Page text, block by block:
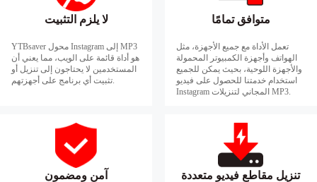
لا يلزم التثبيت
YTBsaver محول Instagram إلى MP3
هو أداة قائمة على الويب، مما يعني أن
المستخدمين لا يحتاجون إلى تنزيل أو
تثبيت أي برنامج على أجهزتهم.
متوافق تمامًا
تعمل الأداة مع جميع الأجهزة، مثل
الهواتف وأجهزة الكمبيوتر المحمولة
والأجهزة اللوحية، بحيث يمكن للجميع
استخدام خدمتنا للحصول على فيديو
Instagram المجاني لتنزيلات MP3.
آمن ومضمون تنزيل مقاطع فيديو متعددة